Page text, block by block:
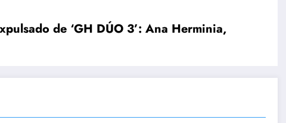
de ‘GH DÚO 3’: Ana Herminia,